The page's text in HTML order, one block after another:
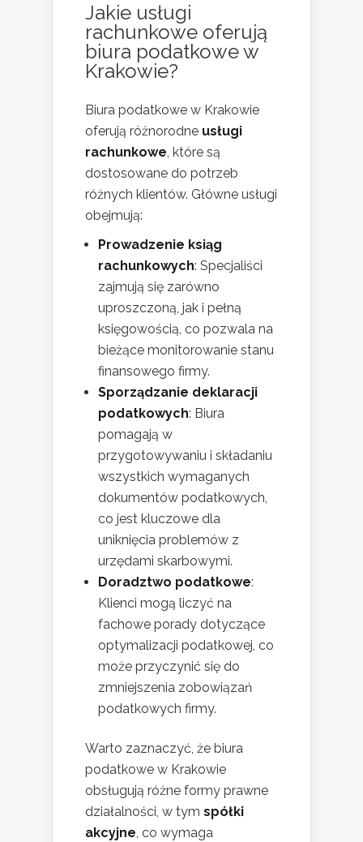
Jakie usługi
rachunkowe oferują
biura podatkowe w
Krakowie?
Biura podatkowe w Krakowie
oferują różnorodne usługi
rachunkowe, które są
dostosowane do potrzeb
różnych klientów. Główne usługi
obejmują:
Prowadzenie ksiąg
rachunkowych: Specjaliści
zajmują się zarówno
uproszczoną, jak i pełną
księgowością, co pozwala na
bieżące monitorowanie stanu
finansowego firmy.
Sporządzanie deklaracji
podatkowych: Biura
pomagają w
przygotowywaniu i składaniu
wszystkich wymaganych
dokumentów podatkowych,
co jest kluczowe dla
uniknięcia problemów z
urzędami skarbowymi.
Doradztwo podatkowe:
Klienci mogą liczyć na
fachowe porady dotyczące
optymalizacji podatkowej, co
może przyczynić się do
zmniejszenia zobowiązań
podatkowych firmy.
Warto zaznaczyć, że biura
podatkowe w Krakowie
obsługują różne formy prawne
działalności, w tym spółki
akcyjne, co wymaga